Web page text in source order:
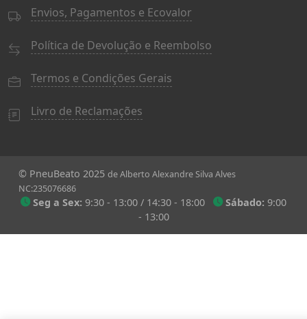
Envios, Pagamentos e Ecovalor
Política de Devolução e Reembolso
Termos e Condições Gerais
Livro de Reclamações
© PneuBeato 2025 de Alberto Alexandre Silva Alves
NC:235076686
Seg a Sex: 9:30 - 13:00 / 14:30 - 18:00 Sábado: 9:00
- 13:00